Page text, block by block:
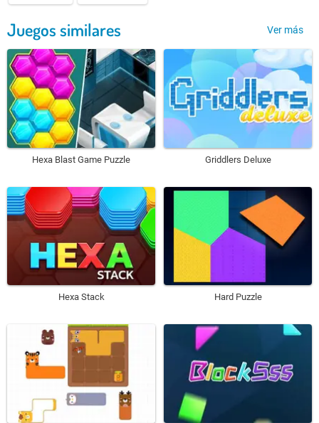
Juegos similares Ver más
Hexa Blast Game Puzzle Griddlers Deluxe
Hexa Stack Hard Puzzle